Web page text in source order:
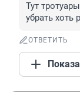
Тут
убрать хоть
ОТВЕТИТЬ